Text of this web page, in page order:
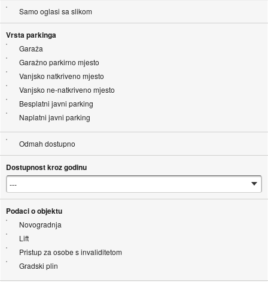
Samo oglasi sa slikom
Vrsta parkinga
Garaža
Garažno parkirno mjesto
Vanjsko natkriveno mjesto
Vanjsko ne-natkriveno mjesto
Besplatni javni parking
Naplatni javni parking
Odmah dostupno
Dostupnost kroz godinu
Podaci o objektu
Novogradnja
Lift
Pristup za osobe s invaliditetom
Gradski plin